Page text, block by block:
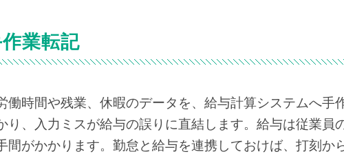
業転記
働時間や残業、休暇のデータを、給与計算システムへ手
り、入力ミスが給与の誤りに直結します。給与は従業員
間がかかります。勤怠と給与を連携しておけば、打刻か